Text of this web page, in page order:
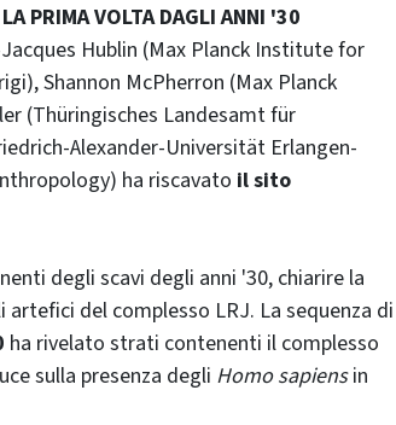
PRIMA VOLTA DAGLI ANNI '30
Hublin (Max Planck Institute for
Shannon McPherron (Max Planck
(Thüringisches Landesamt für
Alexander-Universität Erlangen-
ha riscavato il sito
degli scavi degli anni '30, chiarire la
del complesso LRJ. La sequenza di
ha rivelato strati contenenti il complesso
sulla presenza degli Homo sapiensin